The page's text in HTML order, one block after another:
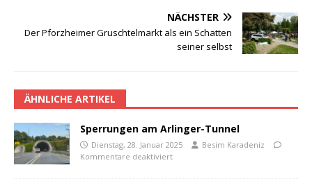
NÄCHSTER
Der Pforzheimer Gruschtelmarkt als ein Schatten
seiner selbst
ÄHNLICHE ARTIKEL
Sperrungen am Arlinger-Tunnel
Dienstag, 28. Januar 2025
Besim Karadeniz
Kommentare deaktiviert